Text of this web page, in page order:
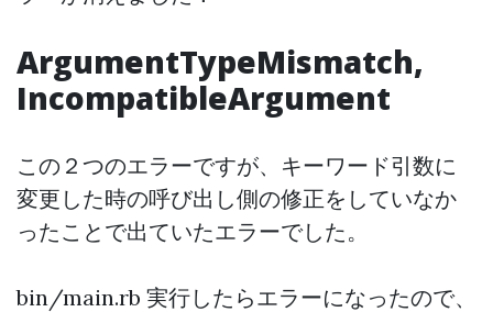
ArgumentTypeMismatch,
IncompatibleArgument
この２つのエラーですが、キーワード引数に
変更した時の呼び出し側の修正をしていなか
ったことで出ていたエラーでした。
bin/main.rb 実行したらエラーになったので、